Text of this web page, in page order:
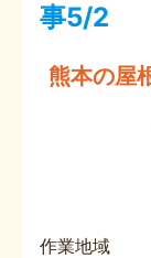
事5/2
熊本の屋
作業地域